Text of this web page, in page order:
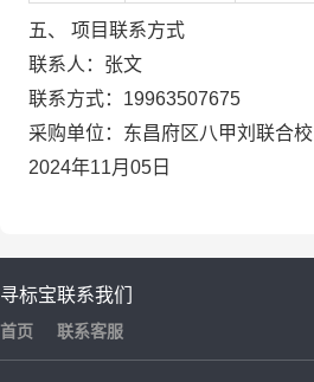
五、 项目联系方式
联系人：张文
联系方式：19963507675
采购单位：东昌府区八甲刘联合校
2024年11月05日
寻标宝
首页
联系我们
联系客服